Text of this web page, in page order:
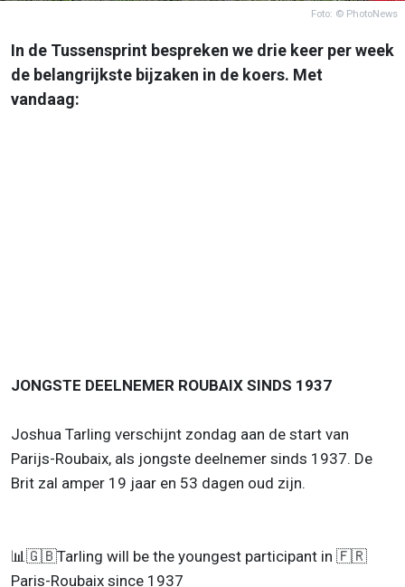
Foto: © PhotoNews
In de Tussensprint bespreken we drie keer per week
de belangrijkste bijzaken in de koers. Met
vandaag:
JONGSTE DEELNEMER ROUBAIX SINDS 1937
Joshua Tarling verschijnt zondag aan de start van
Parijs-Roubaix, als jongste deelnemer sinds 1937. De
Brit zal amper 19 jaar en 53 dagen oud zijn.
📊🇬🇧Tarling will be the youngest participant in 🇫🇷
Paris-Roubaix since 1937